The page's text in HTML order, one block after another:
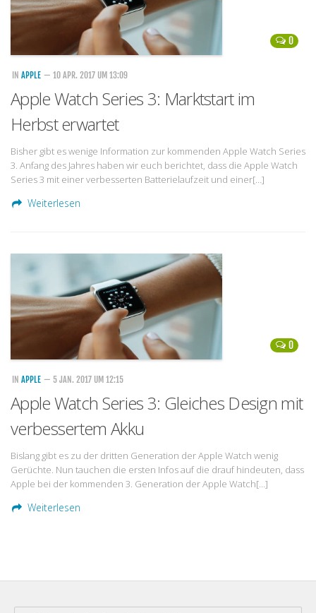
0
IN APPLE — 10 APR. 2017 UM 13:09
Apple Watch Series 3: Marktstart im
Herbst erwartet
Bisher gibt es wenige Information zur kommenden Apple Watch Series
3. Anfang des Jahres haben wir euch berichtet, dass die Apple Watch
Series 3 mit einer verbesserten Batterielaufzeit und einer[…]
Weiterlesen
0
IN APPLE — 5 JAN. 2017 UM 12:15
Apple Watch Series 3: Gleiches Design mit
verbessertem Akku
Bislang gibt es zu der dritten Generation der Apple Watch wenig
Gerüchte. Nun tauchen die ersten Infos auf die drauf hindeuten, dass
Apple bei der kommenden 3. Generation der Apple Watch[…]
Weiterlesen